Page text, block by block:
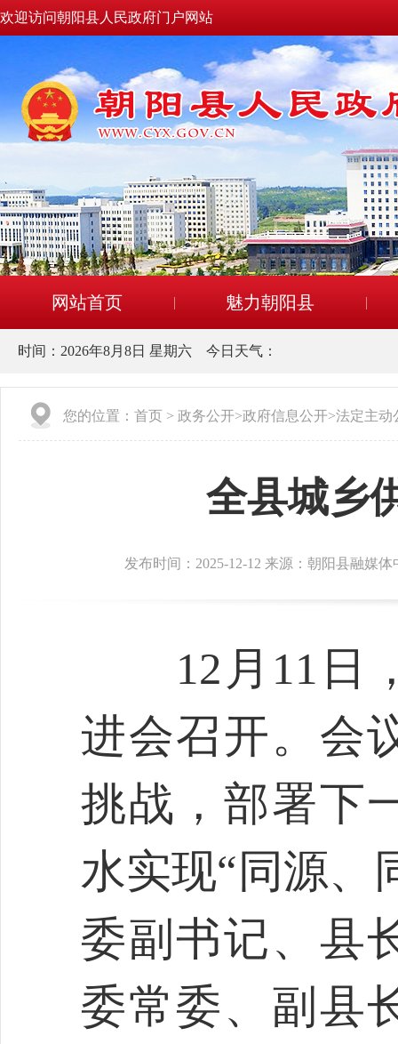
欢迎访问朝阳县人民政府门户网站
网站首页 魅力朝阳县
时间： 2026年8月8日 星期六 今日天气：
您的位置： 首页 > 政务公开>政府信息公开>法定主动
全县城乡
发布时间：2025-12-12 来源：朝阳县融媒体
12月11日，
进会召开。会
挑战，部署下
水实现“同源、
委副书记、县
委常委、副县